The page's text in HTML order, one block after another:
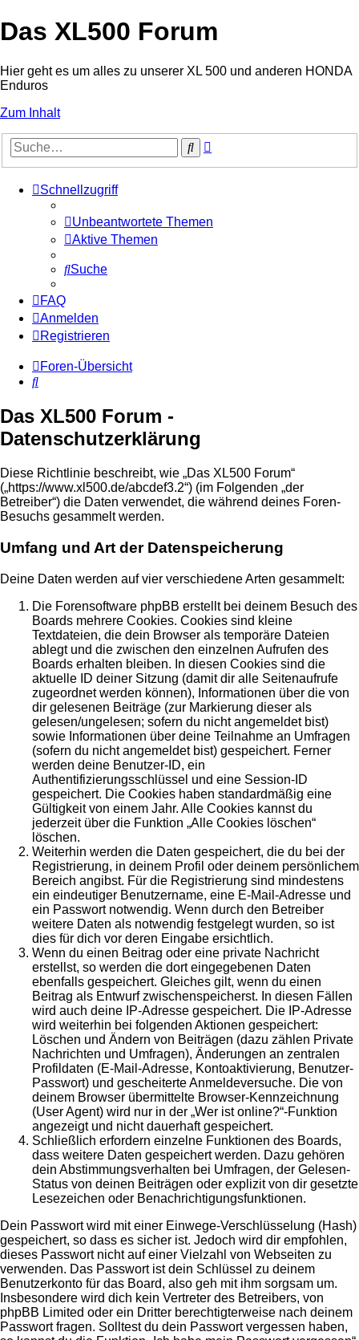
Das XL500 Forum
Hier geht es um alles zu unserer XL 500 und anderen HONDA
Enduros
Zum Inhalt
Suche
Schnellzugriff
Unbeantwortete Themen
Aktive Themen
Suche
FAQ
Anmelden
Registrieren
Foren-Übersicht
Suche
Das XL500 Forum -
Datenschutzerklärung
Diese Richtlinie beschreibt, wie „Das XL500 Forum“
(„https://www.xl500.de/abcdef3.2“) (im Folgenden „der
Betreiber“) die Daten verwendet, die während deines Foren-
Besuchs gesammelt werden.
Umfang und Art der Datenspeicherung
Deine Daten werden auf vier verschiedene Arten gesammelt:
Die Forensoftware phpBB erstellt bei deinem Besuch des
Boards mehrere Cookies. Cookies sind kleine
Textdateien, die dein Browser als temporäre Dateien
ablegt und die zwischen den einzelnen Aufrufen des
Boards erhalten bleiben. In diesen Cookies sind die
aktuelle ID deiner Sitzung (damit dir alle Seitenaufrufe
zugeordnet werden können), Informationen über die von
dir gelesenen Beiträge (zur Markierung dieser als
gelesen/ungelesen; sofern du nicht angemeldet bist)
sowie Informationen über deine Teilnahme an Umfragen
(sofern du nicht angemeldet bist) gespeichert. Ferner
werden deine Benutzer-ID, ein
Authentifizierungsschlüssel und eine Session-ID
gespeichert. Die Cookies haben standardmäßig eine
Gültigkeit von einem Jahr. Alle Cookies kannst du
jederzeit über die Funktion „Alle Cookies löschen“
löschen.
Weiterhin werden die Daten gespeichert, die du bei der
Registrierung, in deinem Profil oder deinem persönlichem
Bereich angibst. Für die Registrierung sind mindestens
ein eindeutiger Benutzername, eine E-Mail-Adresse und
ein Passwort notwendig. Wenn durch den Betreiber
weitere Daten als notwendig festgelegt wurden, so ist
dies für dich vor deren Eingabe ersichtlich.
Wenn du einen Beitrag oder eine private Nachricht
erstellst, so werden die dort eingegebenen Daten
ebenfalls gespeichert. Gleiches gilt, wenn du einen
Beitrag als Entwurf zwischenspeicherst. In diesen Fällen
wird auch deine IP-Adresse gespeichert. Die IP-Adresse
wird weiterhin bei folgenden Aktionen gespeichert:
Löschen und Ändern von Beiträgen (dazu zählen Private
Nachrichten und Umfragen), Änderungen an zentralen
Profildaten (E-Mail-Adresse, Kontoaktivierung, Benutzer-
Passwort) und gescheiterte Anmeldeversuche. Die von
deinem Browser übermittelte Browser-Kennzeichnung
(User Agent) wird nur in der „Wer ist online?“-Funktion
angezeigt und nicht dauerhaft gespeichert.
Schließlich erfordern einzelne Funktionen des Boards,
dass weitere Daten gespeichert werden. Dazu gehören
dein Abstimmungsverhalten bei Umfragen, der Gelesen-
Status von deinen Beiträgen oder explizit von dir gesetzte
Lesezeichen oder Benachrichtigungsfunktionen.
Dein Passwort wird mit einer Einwege-Verschlüsselung (Hash)
gespeichert, so dass es sicher ist. Jedoch wird dir empfohlen,
dieses Passwort nicht auf einer Vielzahl von Webseiten zu
verwenden. Das Passwort ist dein Schlüssel zu deinem
Benutzerkonto für das Board, also geh mit ihm sorgsam um.
Insbesondere wird dich kein Vertreter des Betreibers, von
phpBB Limited oder ein Dritter berechtigterweise nach deinem
Passwort fragen. Solltest du dein Passwort vergessen haben,